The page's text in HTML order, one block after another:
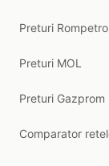
Preturi
Preturi MOL
Preturi Gazprom
Comparator